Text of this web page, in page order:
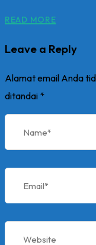
READ MORE
Leave a Reply
Alamat email Anda
ditandai *